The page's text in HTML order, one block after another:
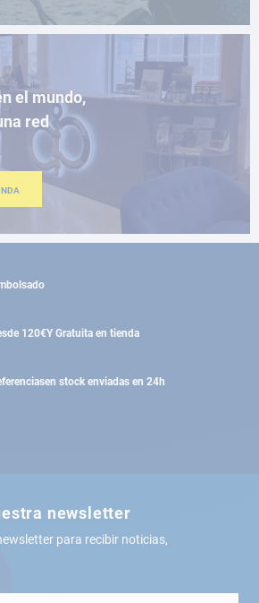
el mundo,
red
120€Y Gratuita en tienda
en stock enviadas en 24h
newsletter
para recibir noticias,